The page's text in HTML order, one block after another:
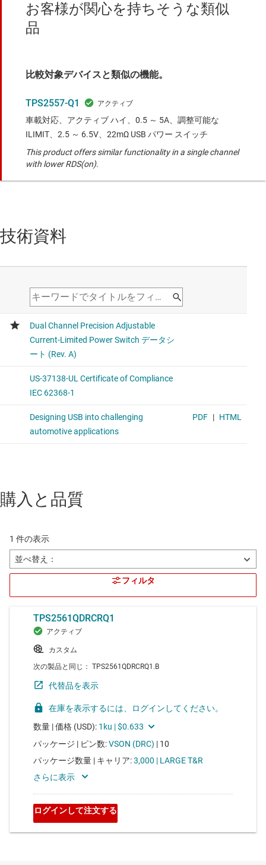
お客様が関心を持ちそうな類似
品
比較対象デバイスと類似の機能。
TPS2557-Q1
車載対応、アクティブ ハイ、0.5 ～ 5A、調整可能な
ILIMIT、2.5 ～ 6.5V、22mΩ USB パワー スイッチ
This product offers similar functionality in a single channel
with lower RDS(on).
技術資料
購入と品質